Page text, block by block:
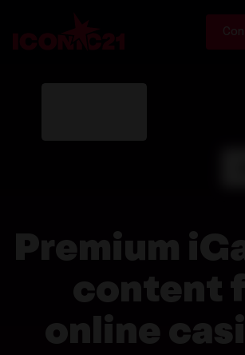
Premium
content
online